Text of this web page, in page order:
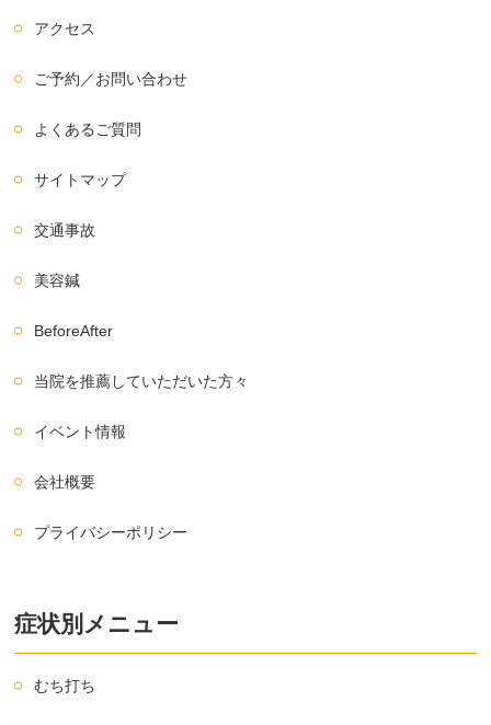
アクセス
ご予約／お問い合わせ
よくあるご質問
サイトマップ
交通事故
美容鍼
BeforeAfter
当院を推薦していただいた方々
イベント情報
会社概要
プライバシーポリシー
症状別メニュー
むち打ち